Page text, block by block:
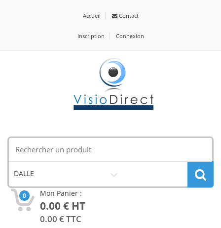
Accueil Contact
Inscription Connexion
DALLE
0 Mon Panier :
0.00€ HT
0.00 € TTC